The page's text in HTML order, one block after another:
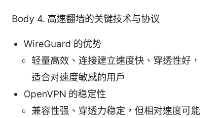
Body 4. 高速翻墙的关键技术与协议
WireGuard 的优势
轻量高效、连接建立速度快、穿透性好，
适合对速度敏感的用户
OpenVPN 的稳定性
兼容性强、穿透力稳定，但相对速度可能